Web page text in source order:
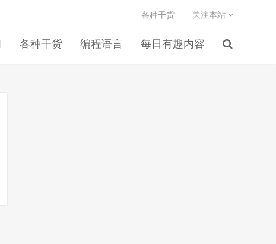
各种干货 编程语言 每日有趣内容
各种干货 关注本站